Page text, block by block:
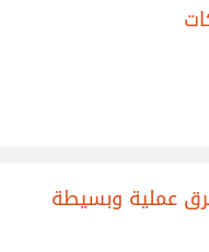
عملية وبسيطة